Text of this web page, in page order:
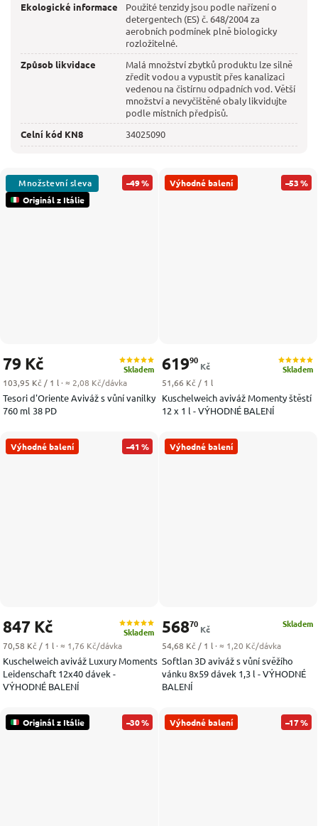
Ekologické informace
Použité tenzidy jsou podle nařízení o
detergentech (ES) č. 648/2004 za
aerobních podmínek plně biologicky
rozložitelné.
Způsob likvidace
Malá množství zbytků produktu lze silně
zředit vodou a vypustit přes kanalizaci
vedenou na čistírnu odpadních vod. Větší
množství a nevyčištěné obaly likvidujte
podle místních předpisů.
Celní kód KN8
34025090
Originál z Itálie
–49 %
Tesori d'Oriente Aviváž s vůní vanilky
760 ml 38 PD
Skladem
79 Kč
Měrná cena:
103,95 Kč / 1 l · ≈ 2,08 Kč/dávka
Výhodné balení –53 %
Kuschelweich aviváž Momenty štěstí
12 x 1 l - VÝHODNÉ BALENÍ
Skladem
61990
Kč
Měrná cena:
51,66 Kč / 1 l
Výhodné balení –41 %
Kuschelweich aviváž Luxury Moments
Leidenschaft 12x40 dávek -
VÝHODNÉ BALENÍ
Skladem
847 Kč
Měrná cena:
70,58 Kč / 1 l · ≈ 1,76 Kč/dávka
Výhodné balení
Softlan 3D aviváž s vůní svěžího
vánku 8x59 dávek 1,3 l - VÝHODNÉ
BALENÍ
Skladem
56870
Kč
Měrná cena:
54,68 Kč / 1 l · ≈ 1,20 Kč/dávka
Originál z Itálie –30 % Výhodné balení –17 %